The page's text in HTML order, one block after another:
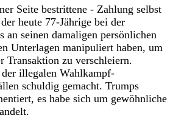
Seite bestrittene - Zahlung selbst
heute 77-Jährige bei der
an seinen damaligen persönlichen
Unterlagen manipuliert haben, um
Transaktion zu verschleiern.
illegalen Wahlkampf-
schuldig gemacht. Trumps
es habe sich um gewöhnliche